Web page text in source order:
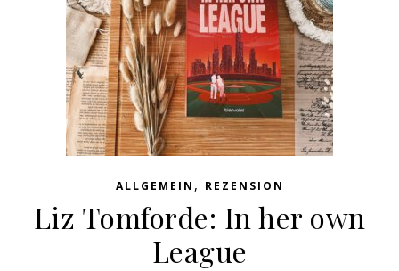
ALLGEMEIN , REZENSION
Liz Tomforde: In her own
League